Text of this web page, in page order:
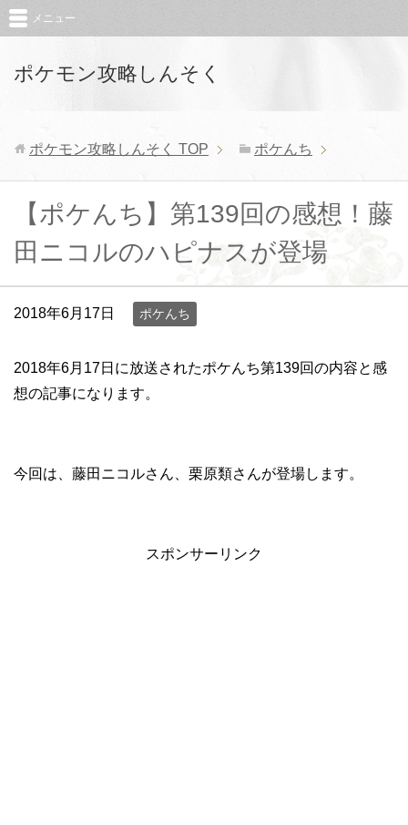
ポケモン攻略しんそく
メニュー
ポケモン攻略しんそく TOP ポケんち
【ポケんち】第139回の感想！藤
田ニコルのハピナスが登場
2018年6月17日 ポケんち
2018年6月17日に放送されたポケんち第139回の内容と感
想の記事になります。
今回は、藤田ニコルさん、栗原類さんが登場します。
スポンサーリンク